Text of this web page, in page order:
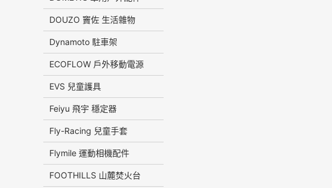
DOUZO 竇佐 生活雜物
Dynamoto 駐車架
ECOFLOW 戶外移動電源
EVS 兒童護具
Feiyu 飛宇 穩定器
Fly-Racing 兒童手套
Flymile 運動相機配件
FOOTHILLS 山麓焚火台